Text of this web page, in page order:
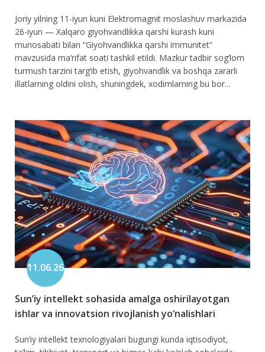
Joriy yilning 11-iyun kuni Elektromagnit moslashuv markazida
26-iyun — Xalqaro giyohvandlikka qarshi kurash kuni
munosabati bilan “Giyohvandlikka qarshi immunitet”
mavzusida ma’rifat soati tashkil etildi. Mazkur tadbir sog‘lom
turmush tarzini targ‘ib etish, giyohvandlik va boshqa zararli
illatlarning oldini olish, shuningdek, xodimlarning bu bor...
11.06.26
Sun’iy intellekt sohasida amalga oshirilayotgan
ishlar va innovatsion rivojlanish yo‘nalishlari
Sun’iy intellekt texnologiyalari bugungi kunda iqtisodiyot,